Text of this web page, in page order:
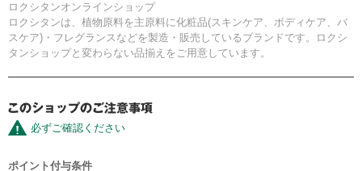
ロクシタンオンラインショップ
ロクシタンは、植物原料を主原料に化粧品(スキンケア、ボディケア、バ
スケア)・フレグランスなどを製造・販売しているブランドです。ロクシ
タンショップと変わらない品揃えをご用意しています。
必ずご確認ください
ポイント付与条件